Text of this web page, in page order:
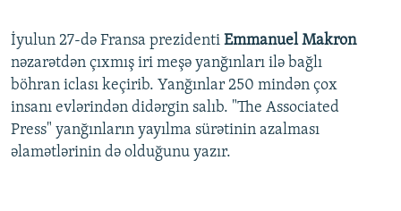
İyulun 27-də Fransa prezidenti Emmanuel Makron
nəzarətdən çıxmış iri meşə yanğınları ilə bağlı
böhran iclası keçirib. Yanğınlar 250 mindən çox
insanı evlərindən didərgin salıb. "The Associated
Press" yanğınların yayılma sürətinin azalması
əlamətlərinin də olduğunu yazır.